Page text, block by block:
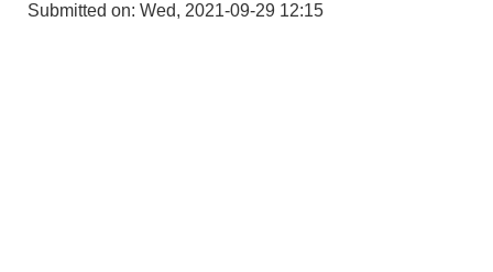
Submitted on: Wed, 2021-09-29 12:15